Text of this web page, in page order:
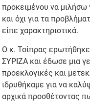
προκειμένου να μιλήσω
και όχι για τα
είπε χαρακτηριστικά.
Ο κ. Τσίπρας ερωτήθηκε
ΣΥΡΙΖΑ και έδωσε μια
προεκλογικές και
ιδρυθήκαμε για να
αρχικά προσθέτοντας